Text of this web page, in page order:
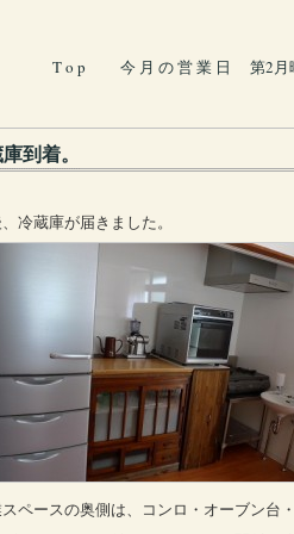
T o p
今 月 の 営 業 日 第2月
到着。
冷蔵庫が届きました。
ペースの奥側は、コンロ・オーブン台